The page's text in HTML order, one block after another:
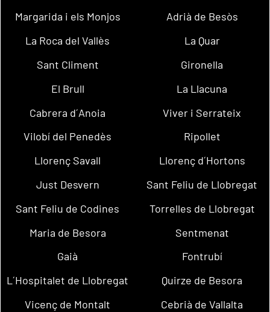
Margarida i els Monjos
Adrià de Besòs
La Roca del Vallès
La Quar
Sant Climent
Gironella
El Brull
La Llacuna
Cabrera d´Anoia
Viver i Serrateix
Vilobí del Penedès
Ripollet
Llorenç Savall
Llorenç d´Hortons
Just Desvern
Sant Feliu de Llobregat
Sant Feliu de Codines
Torrelles de Llobregat
Maria de Besora
Sentmenat
Gaià
Fontrubí
L´Hospitalet de Llobregat
Quirze de Besora
Vicenç de Montalt
Cebrià de Vallalta